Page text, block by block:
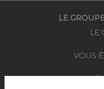
LE
LE
VOUS
VOUS